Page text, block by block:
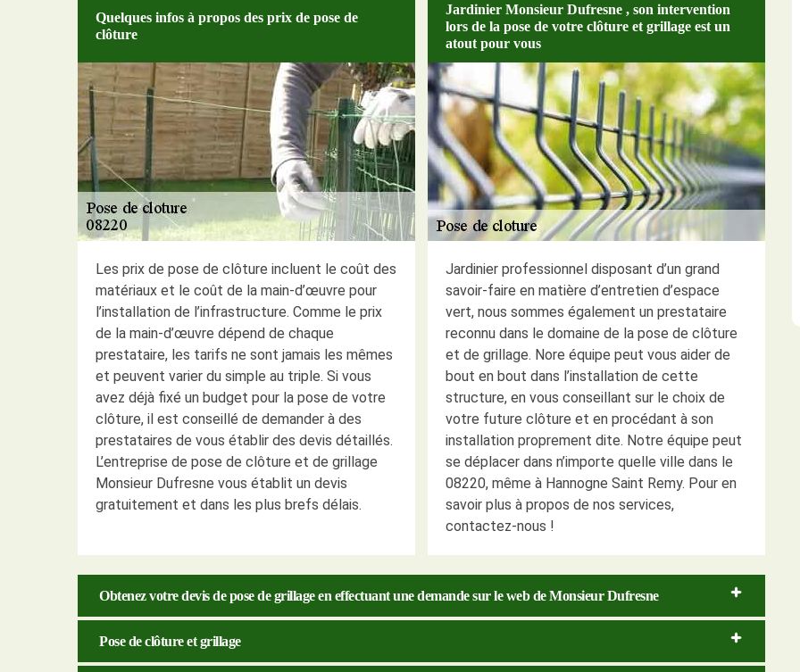
Quelques infos à propos des prix de pose de
clôture
Les prix de pose de clôture incluent le coût des
matériaux et le coût de la main-d’œuvre pour
l’installation de l’infrastructure. Comme le prix
de la main-d’œuvre dépend de chaque
prestataire, les tarifs ne sont jamais les mêmes
et peuvent varier du simple au triple. Si vous
avez déjà fixé un budget pour la pose de votre
clôture, il est conseillé de demander à des
prestataires de vous établir des devis détaillés.
L’entreprise de pose de clôture et de grillage
Monsieur Dufresne vous établit un devis
gratuitement et dans les plus brefs délais.
Jardinier Monsieur Dufresne , son intervention
lors de la pose de votre clôture et grillage est un
atout pour vous
Jardinier professionnel disposant d’un grand
savoir-faire en matière d’entretien d’espace
vert, nous sommes également un prestataire
reconnu dans le domaine de la pose de clôture
et de grillage. Nore équipe peut vous aider de
bout en bout dans l’installation de cette
structure, en vous conseillant sur le choix de
votre future clôture et en procédant à son
installation proprement dite. Notre équipe peut
se déplacer dans n’importe quelle ville dans le
08220, même à Hannogne Saint Remy. Pour en
savoir plus à propos de nos services,
contactez-nous !
Obtenez votre devis de pose de grillage en effectuant une demande sur le web de Monsieur Dufresne
Pose de clôture et grillage